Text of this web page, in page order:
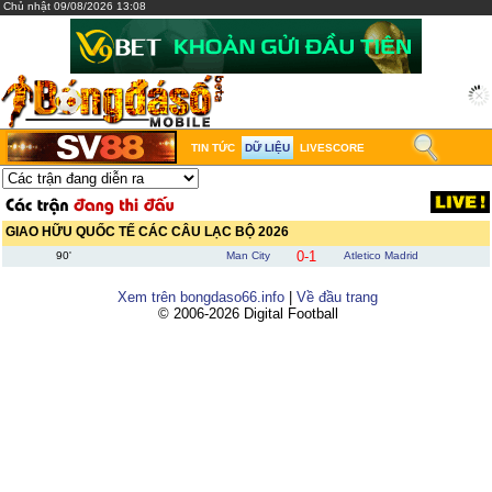
Chủ nhật 09/08/2026 13:08
TIN TỨC DỮ LIỆU LIVESCORE
GIAO HỮU QUỐC TẾ CÁC CÂU LẠC BỘ 2026
90' Man City 0-1 Atletico Madrid
Xem trên bongdaso66.info
Về đầu trang
© 2006-2026 Digital Football